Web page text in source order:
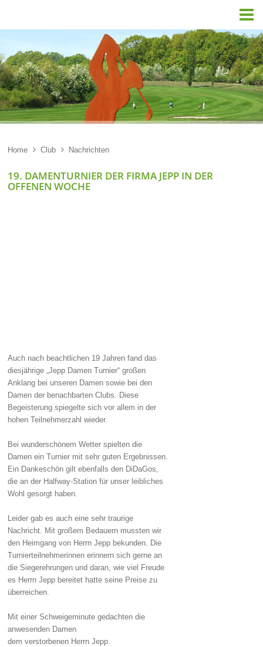

Home  Club  Nachrichten
19. DAMENTURNIER DER FIRMA JEPP IN DER
OFFENEN WOCHE
Auch nach beachtlichen 19 Jahren fand das
diesjährige „Jepp Damen Turnier“ großen
Anklang bei unseren Damen sowie bei den
Damen der benachbarten Clubs. Diese
Begeisterung spiegelte sich vor allem in der
hohen Teilnehmerzahl wieder.
Bei wunderschönem Wetter spielten die
Damen ein Turnier mit sehr guten Ergebnissen.
Ein Dankeschön gilt ebenfalls den DiDaGos,
die an der Halfway-Station für unser leibliches
Wohl gesorgt haben.
Leider gab es auch eine sehr traurige
Nachricht. Mit großem Bedauern mussten wir
den Heimgang von Herrn Jepp bekunden. Die
Turnierteilnehmerinnen erinnern sich gerne an
die Siegerehrungen und daran, wie viel Freude
es Herrn Jepp bereitet hatte seine Preise zu
überreichen.
Mit einer Schweigeminute gedachten die
anwesenden Damen
dem verstorbenen Herrn Jepp.